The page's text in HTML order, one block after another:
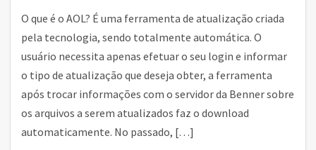
O que é o AOL? É uma ferramenta de atualização criada
pela tecnologia, sendo totalmente automática. O
usuário necessita apenas efetuar o seu login e informar
o tipo de atualização que deseja obter, a ferramenta
após trocar informações com o servidor da Benner sobre
os arquivos a serem atualizados faz o download
automaticamente. No passado, […]